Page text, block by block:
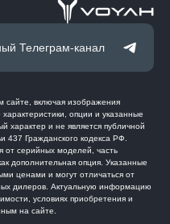
Телеграм-канал
сайте, включая изображения
опции и указанные
характер и не является публичной
Гражданского кодекса РФ.
от серийных моделей, часть
дополнительная опция. Указанные
ценами и могут отличаться от
дилеров. Актуальную информацию
условиях приобретения и
на сайте.